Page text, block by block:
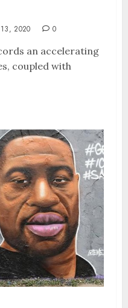
2020 0
an accelerating
coupled with